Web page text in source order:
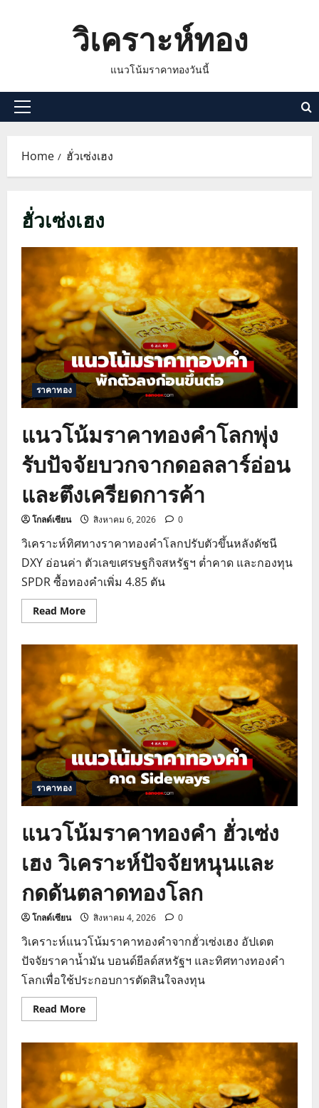
วิเคราะห์ทอง
แนวโน้มราคาทองวันนี้
Primary
Home ฮั่วเซ่งเฮง
ฮั่วเซ่งเฮง
ราคาทอง
แนวโน้มราคาทองคำโลกพุ่ง
รับปัจจัยบวกจากดอลลาร์อ่อน
และตึงเครียดการค้า
โกลด์เซียน สิงหาคม 6, 2026 0
วิเคราะห์ทิศทางราคาทองคำโลกปรับตัวขึ้นหลังดัชนี
DXY อ่อนค่า ตัวเลขเศรษฐกิจสหรัฐฯ ต่ำคาด และกองทุน
SPDR ซื้อทองคำเพิ่ม 4.85 ตัน
Read MoreRead
more
โน้ม
ราคา
ทองคำ
โลก
พุ่ง
รับ
ปัจจัย
บวก
จาก
ดอลลาร์
อ่อน
และ
ตึงเครียด
การ
ค้า
ราคาทอง
แนวโน้มราคาทองคำ ฮั่วเซ่ง
เฮง วิเคราะห์ปัจจัยหนุนและ
กดดันตลาดทองโลก
โกลด์เซียน สิงหาคม 4, 2026 0
วิเคราะห์แนวโน้มราคาทองคำจากฮั่วเซ่งเฮง อัปเดต
ปัจจัยราคาน้ำมัน บอนด์ยีลด์สหรัฐฯ และทิศทางทองคำ
โลกเพื่อใช้ประกอบการตัดสินใจลงทุน
Read MoreRead
more
โน้ม
ราคา
ทองคำ
ฮั่ว
เซ่ง
เฮง